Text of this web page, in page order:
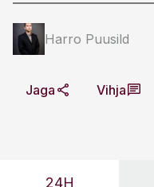
Harro Puusild
Jaga Vihja
24H